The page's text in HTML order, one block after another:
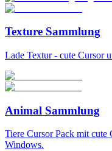
Texture Sammlung
Lade Textur - cute Cursor
Animal Sammlung
Tiere Cursor Pack mit
Windows.